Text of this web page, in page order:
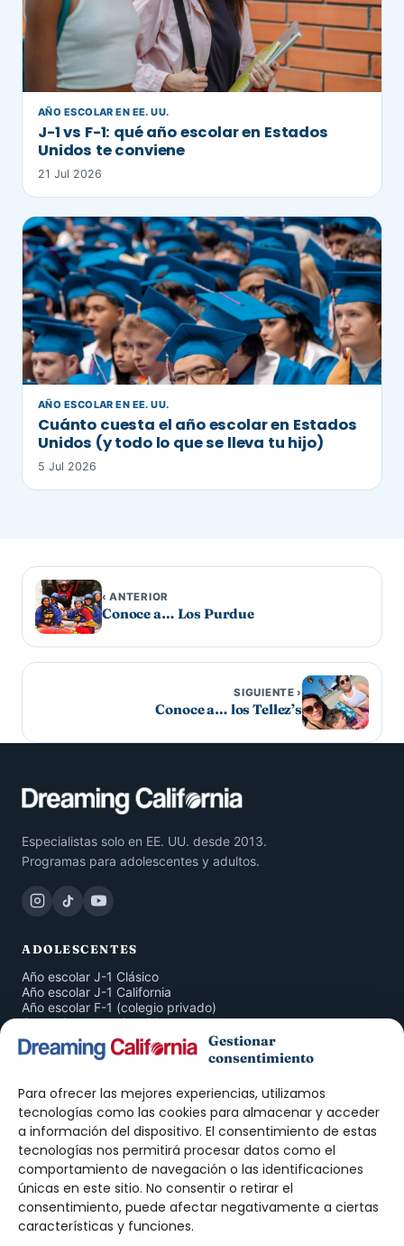
Gestionar
consentimiento
Para ofrecer las mejores experiencias, utilizamos
tecnologías como las cookies para almacenar y acceder
a información del dispositivo. El consentimiento de estas
tecnologías nos permitirá procesar datos como el
comportamiento de navegación o las identificaciones
únicas en este sitio. No consentir o retirar el
consentimiento, puede afectar negativamente a ciertas
características y funciones.
AÑO ESCOLAR EN EE. UU.
J-1 vs F-1: qué año escolar en Estados
Unidos te conviene
21 Jul 2026
AÑO ESCOLAR EN EE. UU.
Cuánto cuesta el año escolar en Estados
Unidos (y todo lo que se lleva tu hijo)
5 Jul 2026
‹ ANTERIOR
Conoce a… Los Purdue
SIGUIENTE ›
Conoce a… los Tellez’s
Especialistas solo en EE. UU. desde 2013.
Programas para adolescentes y adultos.
ADOLESCENTES
Año escolar J-1 Clásico
Año escolar J-1 California
Año escolar F-1 (colegio privado)
Curso Completo San Diego
San Diego 4 Semanas
Inmersión en Familia
ADULTOS
Curso de Inglés San Diego
Prácticas J-1 · Intern
Prácticas J-1 · Trainee
Work & Travel
Au Pair